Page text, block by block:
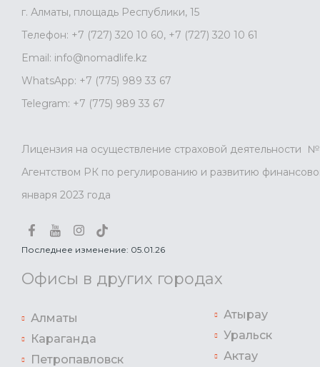
г. Алматы, площадь Республики, 15
Телефон: +7 (727) 320 10 60, +7 (727) 320 10 61
Email: info@nomadlife.kz
WhatsApp: +7 (775) 989 33 67
Telegram: +7 (775) 989 33 67
Лицензия на осуществление страховой деятельности №
Агентством РК по регулированию и развитию
января 2023 года
Последнее изменение: 05.01.26
Офисы в других городах
Алматы
Караганда
Петропавловск
Атырау
Уральск
Актау